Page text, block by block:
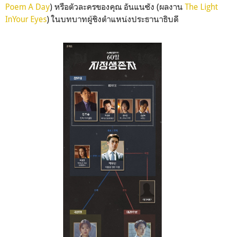
Poem A Day) หรือตัวละครของคุณ อันแนซัง (ผลงาน The Light
InYour Eyes) ในบทบาทผู้ชิงตำแหน่งประธานาธิบดี